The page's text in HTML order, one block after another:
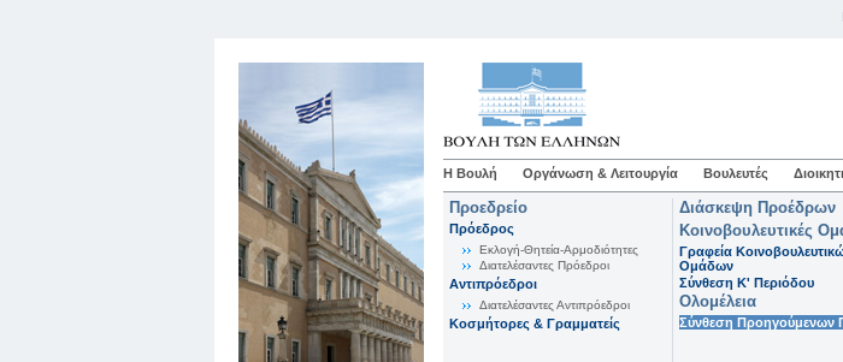
Η Βουλή Οργάνωση & Λειτουργία Βουλευτές
Προεδρείο
Πρόεδρος
Εκλογή-Θητεία-Αρμοδιότητες
Διατελέσαντες Πρόεδροι
Αντιπρόεδροι
Διατελέσαντες Αντιπρόεδροι
Κοσμήτορες & Γραμματείς
Διάσκεψη Προέδρων
Κοινοβουλευτικές
Γραφεία
Ομάδων
Σύνθεση K' Περιόδου
Ολομέλεια
Σύνθεση Προηγούμενων